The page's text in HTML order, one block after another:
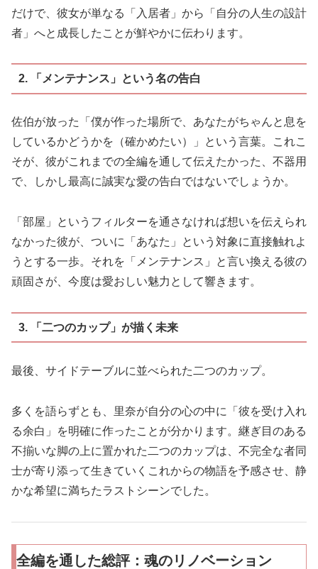
だけで、彼女が単なる「入居者」から「自分の人生の設計
者」へと成長したことが鮮やかに伝わります。
2. 「メンテナンス」という名の告白
佐伯が放った「僕が作った場所で、あなたがちゃんと息を
しているかどうかを（確かめたい）」という言葉。これこ
そが、彼がこれまでの全編を通して伝えたかった、不器用
で、しかし最高に誠実な愛の告白ではないでしょうか。
「部屋」というフィルターを通さなければ想いを伝えられ
なかった彼が、ついに「あなた」という対象に直接触れよ
うとする一歩。それを「メンテナンス」と言い換える彼の
頑固さが、今度は愛おしい魅力として響きます。
3. 「二つのカップ」が描く未来
最後、サイドテーブルに並べられた二つのカップ。
多くを語らずとも、里奈が自分の心の中に「彼を受け入れ
る余白」を明確に作ったことが分かります。継ぎ目のある
不揃いな脚の上に置かれた二つのカップは、不完全な者同
士が寄り添って生きていくこれからの物語を予感させ、静
かな希望に満ちたラストシーンでした。
全編を通した総評：魂のリノベーション